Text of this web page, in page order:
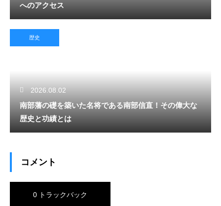
へのアクセス
歴史
2026.08.02
南部藩の礎を築いた名将である南部信直！その偉大な
歴史と功績とは
コメント
0 トラックバック